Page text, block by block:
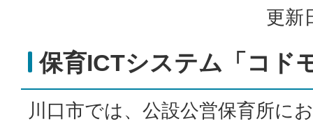
更新
保育ICTシステム「コド
川口市では、公設公営保育所に